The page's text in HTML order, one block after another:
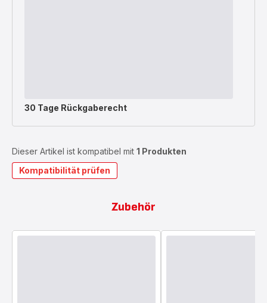
30 Tage Rückgaberecht
Dieser Artikel ist kompatibel mit 1 Produkten
Kompatibilität prüfen
Zubehör